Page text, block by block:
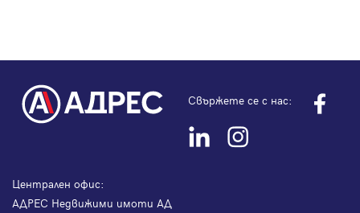
Свържете се с нас:
Централен офис:
АДРЕС Недвижими имоти АД